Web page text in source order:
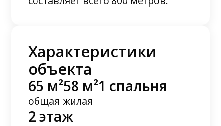
Характеристики
объекта
65 м²
общая
58 м²
жилая
1 спальня
2 этаж